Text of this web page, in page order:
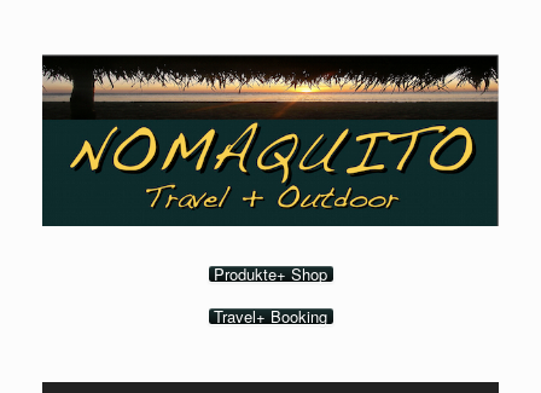
springen
Produkte+ Shop
Travel+ Booking